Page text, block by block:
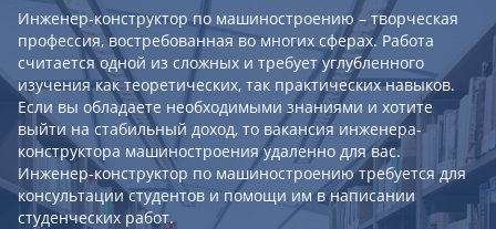
Инженер-конструктор по машиностроению – творческая
профессия, востребованная во многих сферах. Работа
считается одной из сложных и требует углубленного
изучения как теоретических, так практических навыков.
Если вы обладаете необходимыми знаниями и хотите
выйти на стабильный доход, то вакансия инженера-
конструктора машиностроения удаленно для вас.
Инженер-конструктор по машиностроению требуется для
консультации студентов и помощи им в написании
студенческих работ.